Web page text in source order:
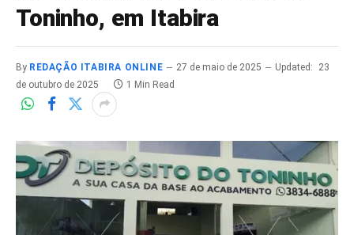
Toninho, em Itabira
By REDAÇÃO ITABIRA ONLINE 27 de maio de 2025 Updated:
23
de outubro de 2025
1 Min Read